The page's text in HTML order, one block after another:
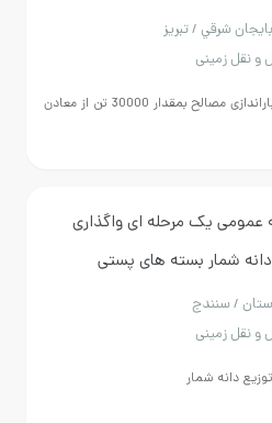
شبستر به کارخانه آسفالت
تبریز
شرقي / تبریز
و نقل زمینی
حمل و باراندازی مصالح بمقدار 30000 تن از معادن
عمومی یک مرحله ای واگذاری
شمار بسته های پستی
/ سنندج
و نقل زمینی
دانه شمار